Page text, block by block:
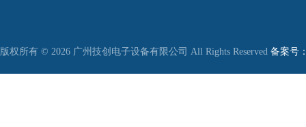
版权所有 © 2026 广州技创电子设备有限公司 All Rights Reserved 备案号